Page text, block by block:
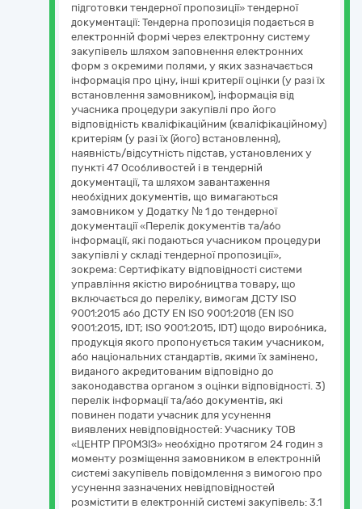
підготовки тендерної пропозиції» тендерної
документації: Тендерна пропозиція подається в
електронній формі через електронну систему
закупівель шляхом заповнення електронних
форм з окремими полями, у яких зазначається
інформація про ціну, інші критерії оцінки (у разі їх
встановлення замовником), інформація від
учасника процедури закупівлі про його
відповідність кваліфікаційним (кваліфікаційному)
критеріям (у разі їх (його) встановлення),
наявність/відсутність підстав, установлених у
пункті 47 Особливостей і в тендерній
документації, та шляхом завантаження
необхідних документів, що вимагаються
замовником у Додатку № 1 до тендерної
документації «Перелік документів та/або
інформації, які подаються учасником процедури
закупівлі у складі тендерної пропозиції»,
зокрема: Сертифікату відповідності системи
управління якістю виробництва товару, що
включається до переліку, вимогам ДСТУ ISO
9001:2015 або ДСТУ EN ISO 9001:2018 (EN ISO
9001:2015, IDT; ISO 9001:2015, IDT) щодо виробника,
продукція якого пропонується таким учасником,
або національних стандартів, якими їх замінено,
виданого акредитованим відповідно до
законодавства органом з оцінки відповідності. 3)
перелік інформації та/або документів, які
повинен подати учасник для усунення
виявлених невідповідностей: Учаснику ТОВ
«ЦЕНТР ПРОМЗІЗ» необхідно протягом 24 годин з
моменту розміщення замовником в електронній
системі закупівель повідомлення з вимогою про
усунення зазначених невідповідностей
розмістити в електронній системі закупівель: 3.1